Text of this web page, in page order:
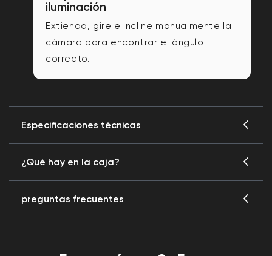
iluminación
Extienda, gire e incline manualmente la
cámara para encontrar el ángulo
correcto.
Especificaciones técnicas
Wyze Bulb
Materiales y colores
¿Qué hay en la caja?
preguntas frecuentes